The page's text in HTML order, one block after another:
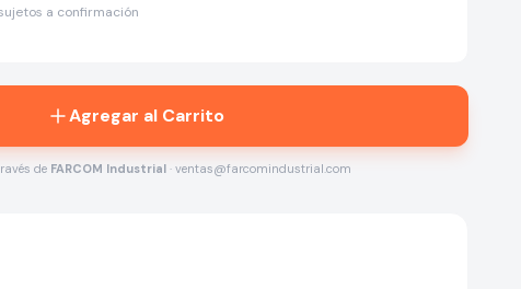
a confirmación
Agregar al Carrito
de FARCOM Industrial · ventas@farcomindustrial.com